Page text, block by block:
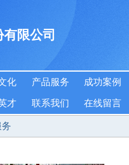
限公司
化 产品服务 成功案例
才 联系我们 在线留言